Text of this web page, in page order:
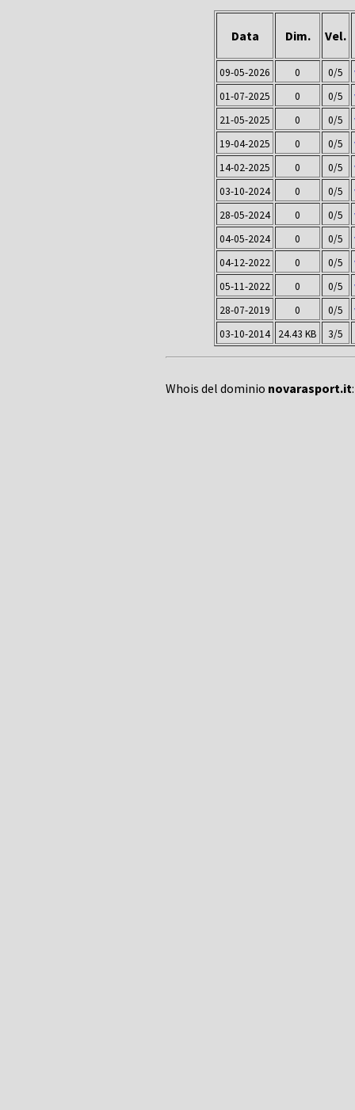
Data Dim. Vel.
09-05-2026 0 0/5
01-07-2025
0 0/5
21-05-2025
0 0/5
19-04-2025
0 0/5
14-02-2025
0 0/5
03-10-2024
0 0/5
28-05-2024
0 0/5
04-05-2024
0 0/5
04-12-2022
0 0/5
05-11-2022
0 0/5
28-07-2019
0 0/5
03-10-2014
24.43 KB 3/5
Whois del dominio novarasport.it: